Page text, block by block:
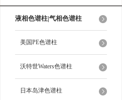
液相色谱柱|气相色谱柱
美国PE色谱柱
沃特世Waters色谱柱
日本岛津色谱柱